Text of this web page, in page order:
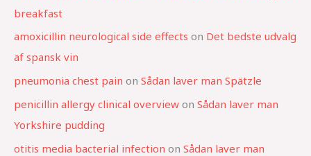
breakfast
amoxicillin neurological side effects on Det bedste udvalg
af spansk vin
pneumonia chest pain on Sådan laver man Spätzle
penicillin allergy clinical overview on Sådan laver man
Yorkshire pudding
otitis media bacterial infection on Sådan laver man